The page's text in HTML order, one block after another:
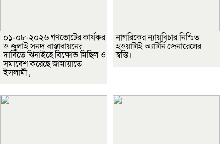
০১-০৮-২০২৬ গণভোটের কার্যকর
ও জুলাই সনদ বাস্তাবায়নের
দাবিতে ঝিনাইহে বিক্ষোভ মিছিল ও
সমাবেশ করেছে জামায়াতে
ইসলামী ,
নাগরিকের ন্যায়বিচার নিশ্চিত
হওয়াটাই অ্যাটর্নি জেনারেলের
স্বস্তি।